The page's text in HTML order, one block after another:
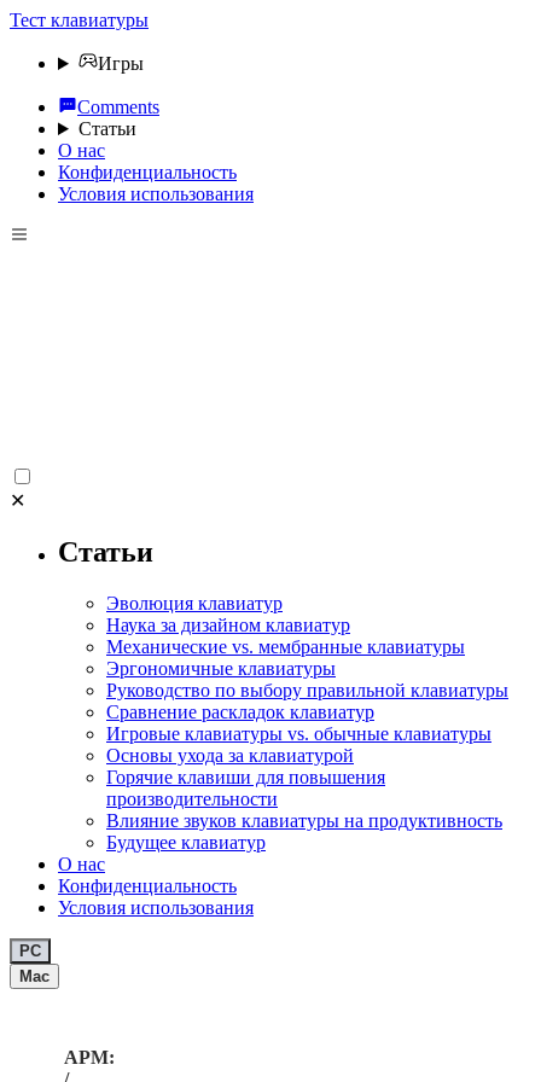
Тест клавиатуры
Игры
Comments
Статьи
О нас
Конфиденциальность
Условия использования
✕
Статьи
Эволюция клавиатур
Наука за дизайном клавиатур
Механические vs. мембранные клавиатуры
Эргономичные клавиатуры
Руководство по выбору правильной клавиатуры
Сравнение раскладок клавиатур
Игровые клавиатуры vs. обычные клавиатуры
Основы ухода за клавиатурой
Горячие клавиши для повышения
производительности
Влияние звуков клавиатуры на продуктивность
Будущее клавиатур
О нас
Конфиденциальность
Условия использования
PC
Mac
APM: